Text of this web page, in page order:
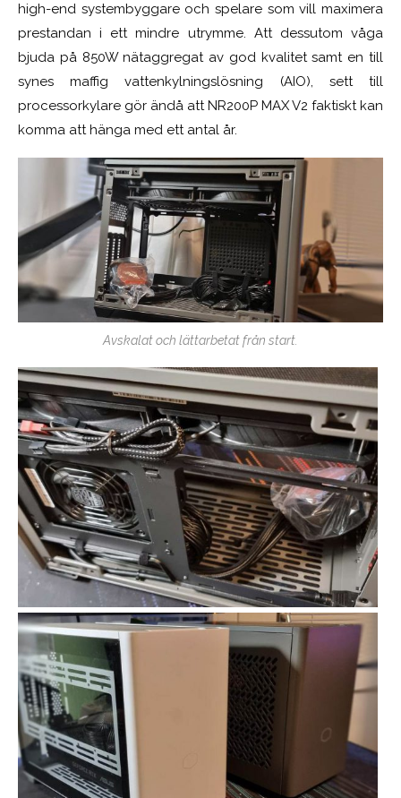
high-end systembyggare och spelare som vill maximera
prestandan i ett mindre utrymme. Att dessutom våga
bjuda på 850W nätaggregat av god kvalitet samt en till
synes maffig vattenkylningslösning (AIO), sett till
processorkylare gör ändå att NR200P MAX V2 faktiskt kan
komma att hänga med ett antal år.
Avskalat och lättarbetat från start.